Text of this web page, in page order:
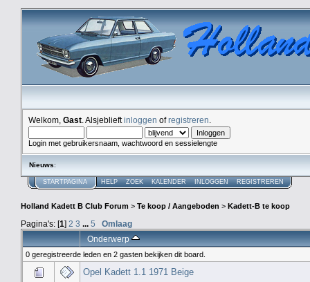
Welkom, Gast . Alsjeblieftinloggen ofregistreren
Login met gebruikersnaam, wachtwoord en sessielengte
Nieuws:
STARTPAGINA HELP ZOEK KALENDER INLOGGEN REGISTREREN
Holland Kadett B Club Forum > Te koop / Aangeboden > Kadett-B te koop
Pagina's: [1] 2 3 ... 5
Omlaag
Onderwerp
0 geregistreerde leden en 2 gasten bekijken dit board.
Opel Kadett 1.1 1971 Beige